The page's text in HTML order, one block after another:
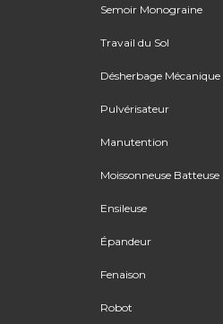
Semoir Monograine
Travail du Sol
Désherbage Mécanique
Pulvérisateur
Manutention
Moissonneuse Batteuse
Ensileuse
Épandeur
Fenaison
Robot